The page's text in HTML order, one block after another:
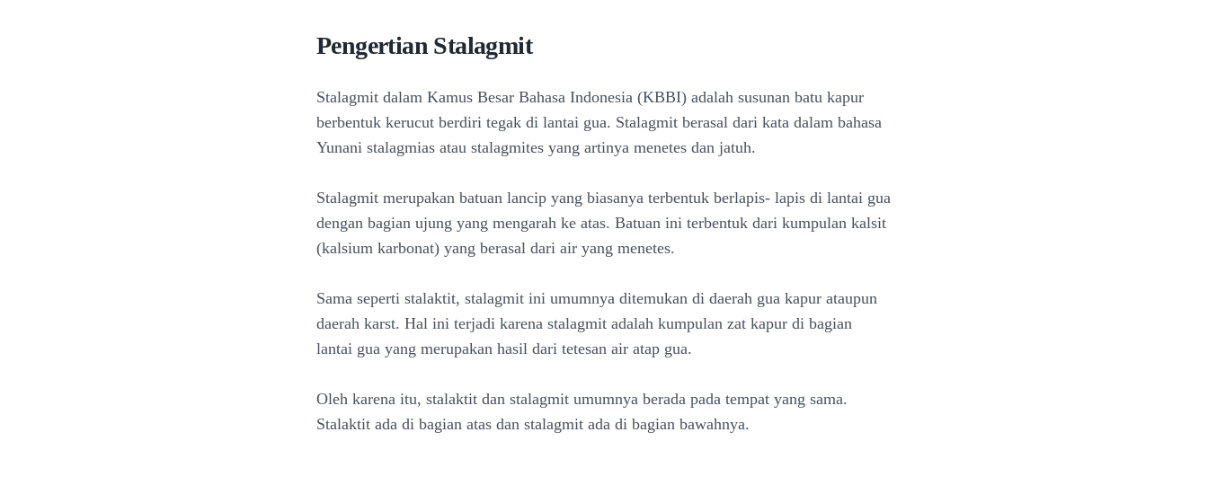
Pengertian Stalagmit
Stalagmit dalam Kamus Besar Bahasa Indonesia (KBBI) adalah susunan batu kapur
berbentuk kerucut berdiri tegak di lantai gua. Stalagmit berasal dari kata dalam bahasa
Yunani stalagmias atau stalagmites yang artinya menetes dan jatuh.
Stalagmit merupakan batuan lancip yang biasanya terbentuk berlapis- lapis di lantai gua
dengan bagian ujung yang mengarah ke atas. Batuan ini terbentuk dari kumpulan kalsit
(kalsium karbonat) yang berasal dari air yang menetes.
Sama seperti stalaktit, stalagmit ini umumnya ditemukan di daerah gua kapur ataupun
daerah karst. Hal ini terjadi karena stalagmit adalah kumpulan zat kapur di bagian
lantai gua yang merupakan hasil dari tetesan air atap gua.
Oleh karena itu, stalaktit dan stalagmit umumnya berada pada tempat yang sama.
Stalaktit ada di bagian atas dan stalagmit ada di bagian bawahnya.